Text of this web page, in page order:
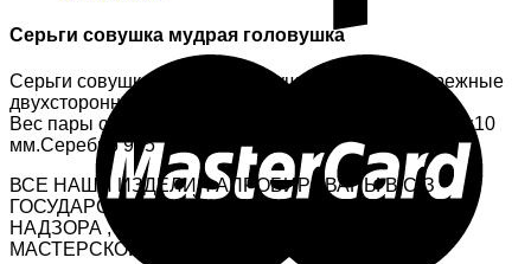
Серьги совушка мудрая головушка
Серьги совушка мудрая головушка женские обережные
двухсторонние..
Вес пары около 7,5 гр., размер фигурки совушки 20×10
мм.Серебро 925
ВСЕ НАШИ ИЗДЕЛИЯ АПРОБИРОВАНЫ В С-З
ГОСУДАРСТВЕННОЙ ИНСПЕКЦИИ ПРОБИРНОГО
НАДЗОРА , ПЛЮС СТОИТ КЛЕЙМО – ИМЕННИК
МАСТЕРСКОЙ.